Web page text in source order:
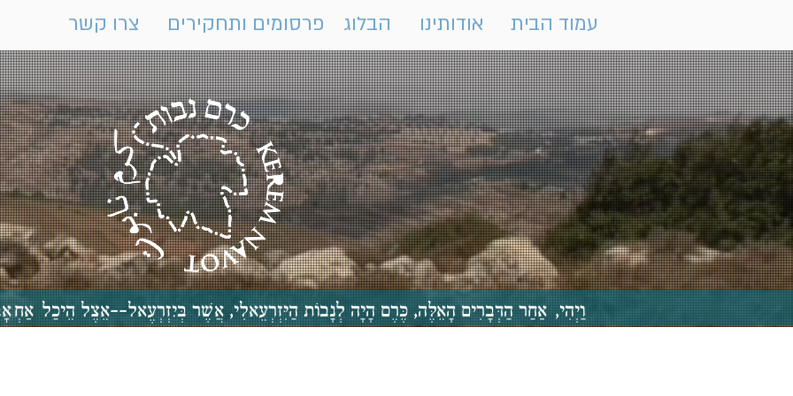
צרו קשר פרסומים ותחקירים הבלוג אודותינו עמוד הבית
וַיְהִי, אַחַר הַדְּבָרִים הָאֵלֶּה, כֶּרֶם הָיָה לְנָבוֹת הַיִּזְרְעֵאלִי, אֲשֶׁר בְּיִזְרְעֶאל--אֵצֶל